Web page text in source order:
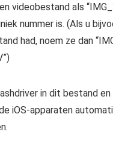
videobestand als
nummer is. (Als u
had, noem ze dan
in dit bestand en
iOS-apparaten